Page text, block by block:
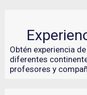
Obtén experiencia
diferentes
profesores y